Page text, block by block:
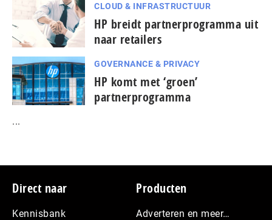
CLOUD & INFRASTRUCTUUR
HP breidt partnerprogramma uit
naar retailers
GOVERNANCE & PRIVACY
HP komt met ‘groen’
partnerprogramma
...
Footer
Direct naar
Kennisbank
Producten
Adverteren en meer…